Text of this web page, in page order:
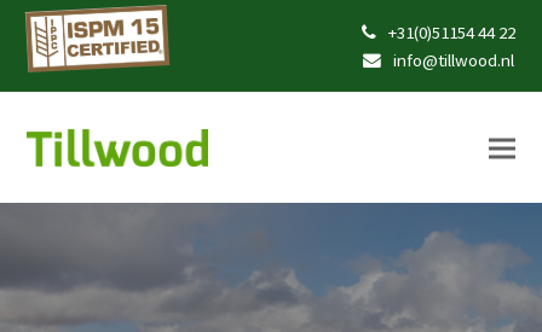
+31(0)51154 44 22
info@tillwood.nl